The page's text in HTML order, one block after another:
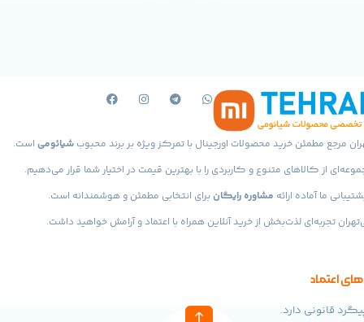
مرجع مطمئن خرید محصولات اورجینال با تمرکز ویژه بر برند محبوبشیائومی است.
از کالاهای متنوع و کاربردی را با بهترین قیمت در اختیار شما قرار می‌دهیم.
ما آماده ارائه مشاوره رایگانبرای انتخابی مطمئن و هوشمندانه است.
تجربه‌ای لذت‌بخش از خرید آنلاین همراه با اعتماد و آرامش خواهید داشت.
های اعتماد
قانونی دارد.